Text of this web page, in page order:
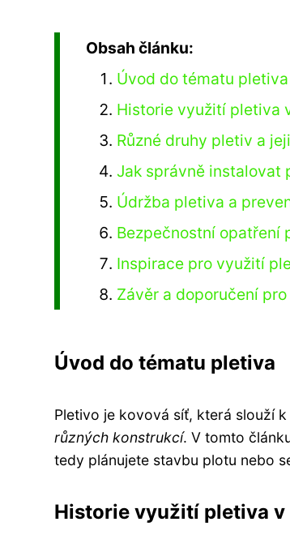
Obsah článku:
Úvod do tématu pletiva
Historie využití pletiva
Různé druhy pletiv a
Jak správně instalovat
Údržba pletiva a
Bezpečnostní opatření
Inspirace pro využití
Závěr a doporučení
Úvod do tématu pletiva
Pletivo je kovová síť, která slouží
různých konstrukcí. V tomto
tedy plánujete stavbu plotu nebo
Historie využití pletiva